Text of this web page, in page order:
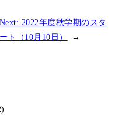
Next: 2022年度秋学期のスタ
ート（10月10日）
→